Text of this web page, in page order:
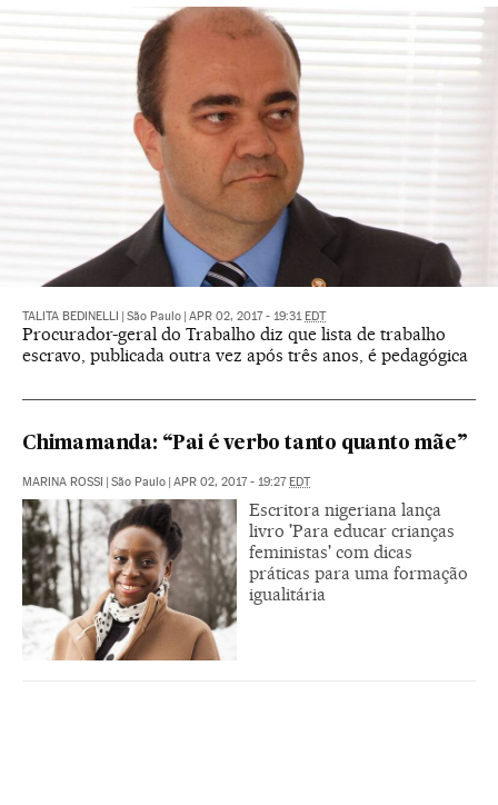
TALITA BEDINELLI São Paulo APR 02, 2017 - 19:31 EDT
Procurador-geral do Trabalho diz que lista de trabalho
escravo, publicada outra vez após três anos, é pedagógica
Chimamanda: “Pai é verbo tanto quanto mãe”
MARINA ROSSI São Paulo APR 02, 2017 - 19:27 EDT
Escritora nigeriana lança
livro 'Para educar crianças
feministas' com dicas
práticas para uma formação
igualitária